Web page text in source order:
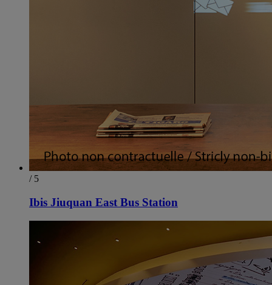
/ 5
Ibis Jiuquan East Bus Station